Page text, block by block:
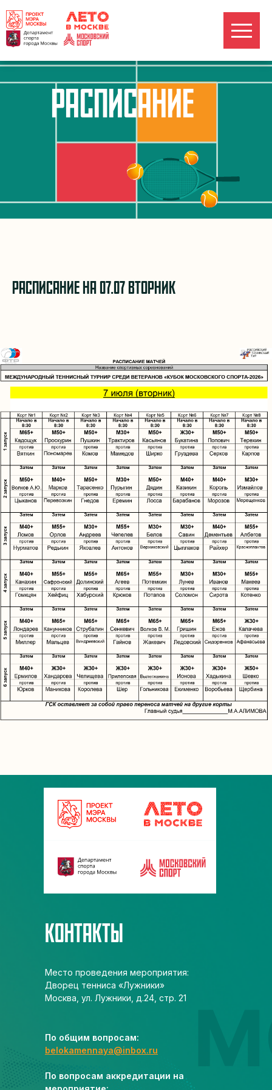
РАСПИСАНИЕ
РАСПИСАНИЕ НА 07.07 ВТОРНИК
КОНТАКТЫ
Место проведения мероприятия:
Дворец тенниса «Лужники»
Москва, ул. Лужники, д.24, стр. 21
По общим вопросам:
belokamennaya@inbox.ru
По вопросам аккредитации на